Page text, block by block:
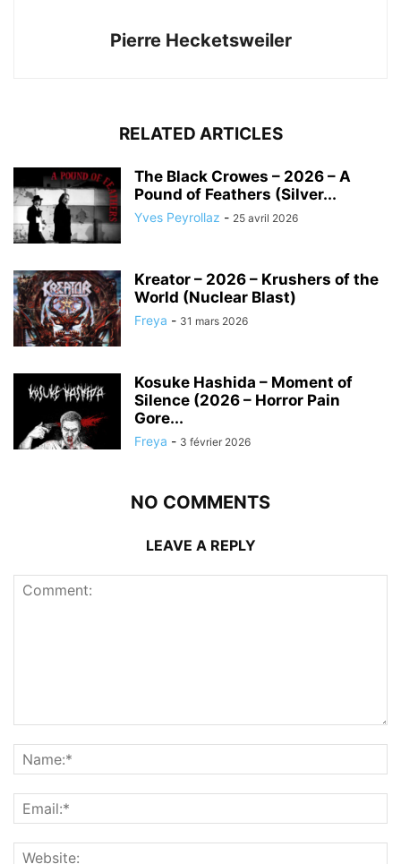
Pierre Hecketsweiler
RELATED ARTICLES
The Black Crowes – 2026 – A
Pound of Feathers (Silver...
Yves Peyrollaz - 25 avril 2026
Kreator – 2026 – Krushers of the
World (Nuclear Blast)
Freya - 31 mars 2026
Kosuke Hashida – Moment of
Silence (2026 – Horror Pain
Gore...
Freya - 3 février 2026
NO COMMENTS
LEAVE A REPLY